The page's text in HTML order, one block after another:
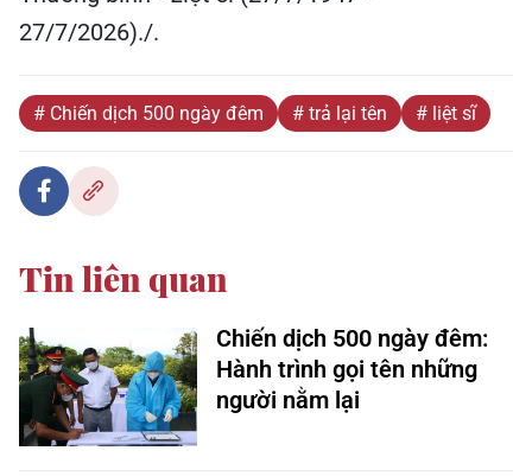
27/7/2026)./.
# Chiến dịch 500 ngày đêm # trả lại tên # liệt sĩ
Tin liên quan
Chiến dịch 500 ngày đêm:
Hành trình gọi tên những
người nằm lại